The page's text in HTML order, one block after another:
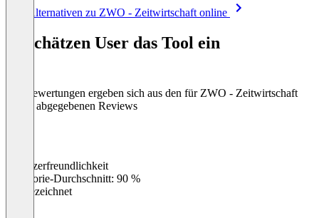
Alle Alternativen zu ZWO - Zeitwirtschaft online
So schätzen User das Tool ein
Die Bewertungen ergeben sich aus den für ZWO - Zeitwirtschaft
online abgegebenen Reviews
Benutzerfreundlichkeit
Kategorie-Durchschnitt: 90 %
Ausgezeichnet